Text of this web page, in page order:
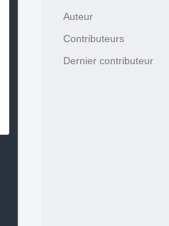
Auteur
Contributeurs
Dernier contributeur